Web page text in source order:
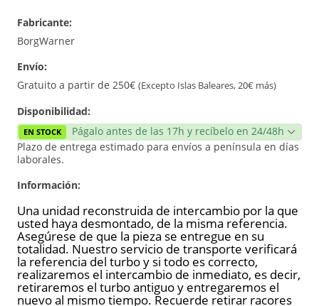
Reconstrucción
Fabricante:
BorgWarner
Envío:
Gratuito a partir de 250€ (Excepto Islas Baleares, 20€ más)
Disponibilidad:
EN STOCK
Págalo antes de las 17h y recíbelo en 24/48h
Plazo de entrega estimado para envíos a península en días
laborales.
Información:
Una unidad reconstruida de intercambio por la que
usted haya desmontado, de la misma referencia.
Asegúrese de que la pieza se entregue en su
totalidad. Nuestro servicio de transporte verificará
la referencia del turbo y si todo es correcto,
realizaremos el intercambio de inmediato, es decir,
retiraremos el turbo antiguo y entregaremos el
nuevo al mismo tiempo. Recuerde retirar racores